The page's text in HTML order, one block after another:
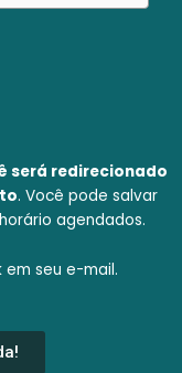
será redirecionado
. Você pode salvar
agendados.
seu e-mail.